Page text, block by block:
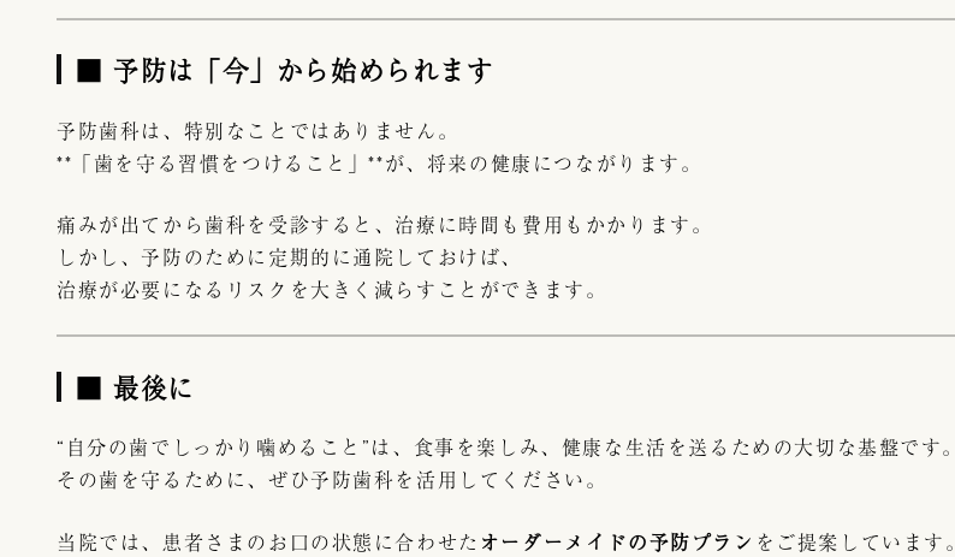
■ 予防は「今」から始められます
予防歯科は、特別なことではありません。
**「歯を守る習慣をつけること」**が、将来の健康につながります。
痛みが出てから歯科を受診すると、治療に時間も費用もかかります。
しかし、予防のために定期的に通院しておけば、
治療が必要になるリスクを大きく減らすことができます。
■ 最後に
“自分の歯でしっかり噛めること”は、食事を楽しみ、健康な生活を送るための大切な基盤です。
その歯を守るために、ぜひ予防歯科を活用してください。
当院では、患者さまのお口の状態に合わせた オーダーメイドの予防プラン をご提案しています。